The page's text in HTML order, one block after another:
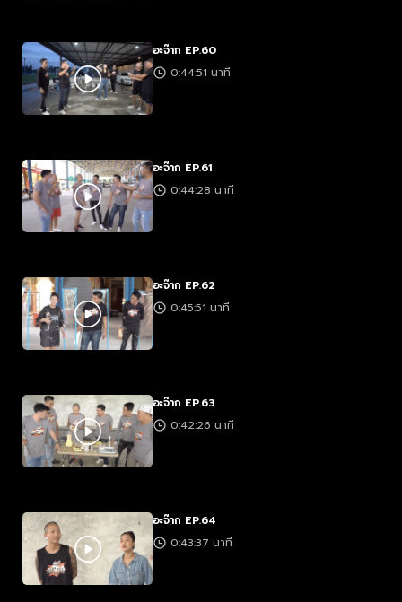
อะจ๊าก EP.60
0:44:51 นาที
อะจ๊าก EP.61
0:44:28 นาที
อะจ๊าก EP.62
0:45:51 นาที
อะจ๊าก EP.63
0:42:26 นาที
อะจ๊าก EP.64
0:43:37 นาที